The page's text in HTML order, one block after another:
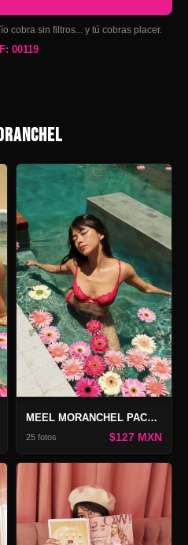
cobra sin filtros... y tú cobras placer.
00119
MEEL MORANCHEL PACK ETERNAL BEAUTY
25 fotos $127 MXN